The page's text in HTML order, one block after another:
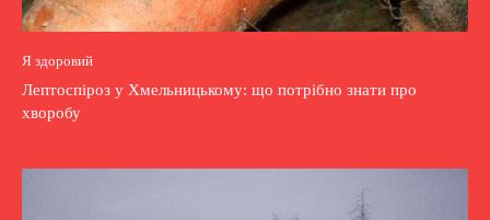
Я здоровий
Лептоспіроз у Хмельницькому: що потрібно знати про
хворобу